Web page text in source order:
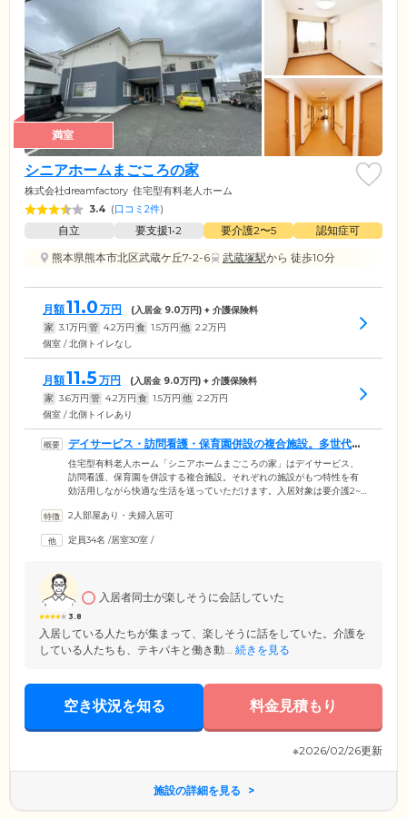
満室
シニアホームまごころの家
株式会社dreamfactory 住宅型有料老人ホーム
3.4 (口コミ2件)
自立 要支援1•2 要介護2〜5
認知症可
熊本県熊本市北区武蔵ケ丘7-2-6
武蔵塚駅から 徒歩10分
月額11.0 万円 (入居金 9.0万円) + 介護保険料
家 3.1万円 管 4.2万円 食 1.5万円 他 2.2万円
個室 / 北側トイレなし
月額11.5 万円 (入居金 9.0万円) + 介護保険料
家 3.6万円 管 4.2万円 食 1.5万円 他 2.2万円
個室 / 北側トイレあり
デイサービス・訪問看護・保育園併設の複合施設。多世代交
流が強みです
住宅型有料老人ホーム「シニアホームまごころの家」はデイサービス、
訪問看護、保育園を併設する複合施設。それぞれの施設がもつ特性を有
効活用しながら快適な生活を送っていただけます。入居対象は要介護2~5
しております。身体機能訓練や医療サポートを希望する場合には、ぜひ
併設の保育園に通う園児との交流を積極的に行い、多世代の人々と触れ
2人部屋あり・夫婦入居可
定員34名 /居室30室 /
3.8
入居者同士が楽しそうに会話していた
入居している人たちが集まって、楽しそうに話をしていた。介護を
している人たちも、テキパキと働き動... 続きを見る
空き状況を知る 料金見積もり
※2026/02/26更新
施設の詳細を見る